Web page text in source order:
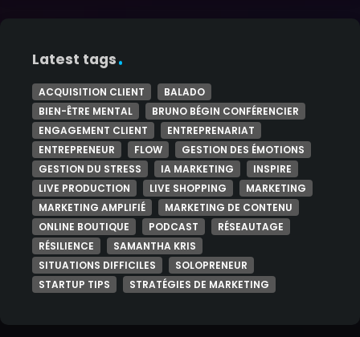
Latest tags
ACQUISITION CLIENT
BALADO
BIEN-ÊTRE MENTAL
BRUNO BÉGIN CONFÉRENCIER
ENGAGEMENT CLIENT
ENTREPRENARIAT
ENTREPRENEUR
FLOW
GESTION DES ÉMOTIONS
GESTION DU STRESS
IA MARKETING
INSPIRE
LIVE PRODUCTION
LIVE SHOPPING
MARKETING
MARKETING AMPLIFIÉ
MARKETING DE CONTENU
ONLINE BOUTIQUE
PODCAST
RÉSEAUTAGE
RÉSILIENCE
SAMANTHA KRIS
SITUATIONS DIFFICILES
SOLOPRENEUR
STARTUP TIPS
STRATÉGIES DE MARKETING